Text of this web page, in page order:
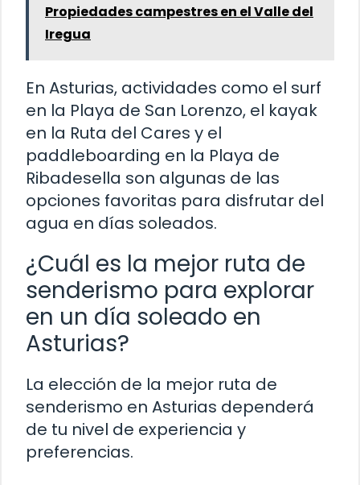
Propiedades campestres en el Valle del
Iregua
En Asturias, actividades como el surf
en la Playa de San Lorenzo, el kayak
en la Ruta del Cares y el
paddleboarding en la Playa de
Ribadesella son algunas de las
opciones favoritas para disfrutar del
agua en días soleados.
¿Cuál es la mejor ruta de
senderismo para explorar
en un día soleado en
Asturias?
La elección de la mejor ruta de
senderismo en Asturias dependerá
de tu nivel de experiencia y
preferencias.